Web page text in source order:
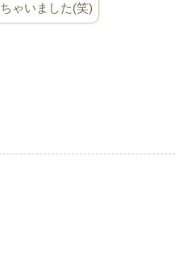
ゃいました(笑)